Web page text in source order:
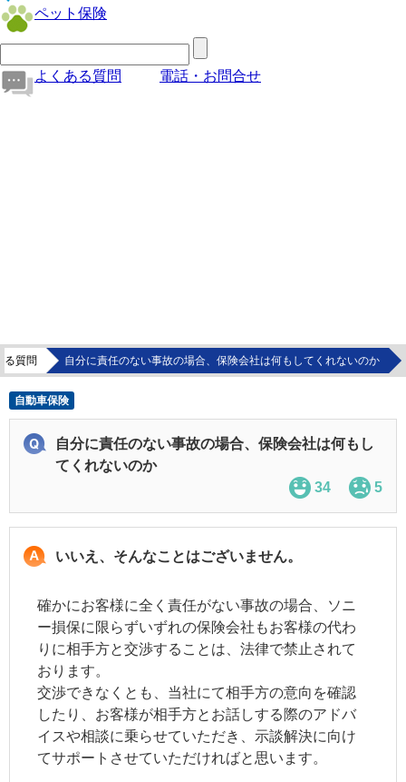
ペット保険
よくある質問 電話・お問合せ
る質問 自分に責任のない事故の場合、保険会社は何もしてくれないのか
自動車保険
自分に責任のない事故の場合、保険会社は何もし
てくれないのか
34
5
いいえ、そんなことはございません。
確かにお客様に全く責任がない事故の場合、ソニ
ー損保に限らずいずれの保険会社もお客様の代わ
りに相手方と交渉することは、法律で禁止されて
おります。
交渉できなくとも、当社にて相手方の意向を確認
したり、お客様が相手方とお話しする際のアドバ
イスや相談に乗らせていただき、示談解決に向け
てサポートさせていただければと思います。